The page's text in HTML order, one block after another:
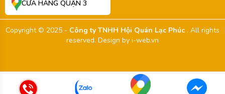
CỬA HÀNG QUẬN 3
Copyright © 2025 - Công ty TNHH Hội Quán Lạc Phúc . All rights
reserved. Design by i-web.vn